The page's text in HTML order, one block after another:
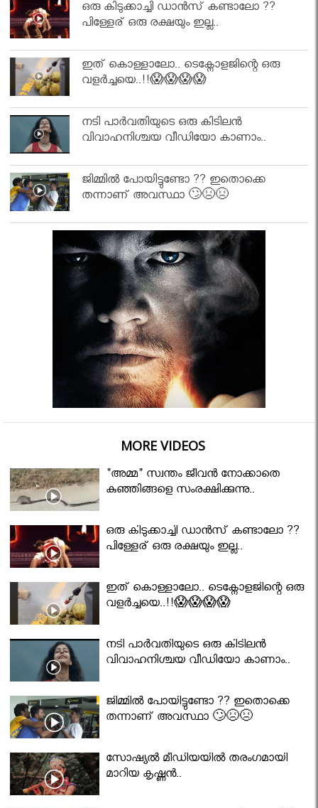
ഒരു കിടുക്കാച്ചി ഡാൻസ് കണ്ടാലോ ??
പിള്ളേര് ഒരു രക്ഷയും ഇല്ല..
ഇത് കൊള്ളാലോ.. ടെക്നോളജിന്റെ ഒരു
വളർച്ചയെ..!!😱😱😱😱
നടി പാർവതിയുടെ ഒരു കിടിലൻ
വിവാഹനിശ്ചയ വീഡിയോ കാണാം..
ജിമ്മിൽ പോയിട്ടുണ്ടോ ?? ഇതൊക്കെ
തന്നാണ് അവസ്ഥാ 🙄😣😣
MORE VIDEOS
"അമ്മ" സ്വന്തം ജീവൻ നോക്കാതെ
കുഞ്ഞിങ്ങളെ സംരക്ഷിക്കുന്നു..
ഒരു കിടുക്കാച്ചി ഡാൻസ് കണ്ടാലോ ??
പിള്ളേര് ഒരു രക്ഷയും ഇല്ല..
ഇത് കൊള്ളാലോ.. ടെക്നോളജിന്റെ ഒരു
വളർച്ചയെ..!!😱😱😱😱
നടി പാർവതിയുടെ ഒരു കിടിലൻ
വിവാഹനിശ്ചയ വീഡിയോ കാണാം..
ജിമ്മിൽ പോയിട്ടുണ്ടോ ?? ഇതൊക്കെ
തന്നാണ് അവസ്ഥാ 🙄😣😣
സോഷ്യൽ മീഡിയയിൽ തരംഗമായി
മാറിയ കൃഷ്ണൻ..